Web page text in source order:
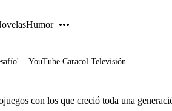
Humor
YouTube Caracol Televisión
con los que creció toda una